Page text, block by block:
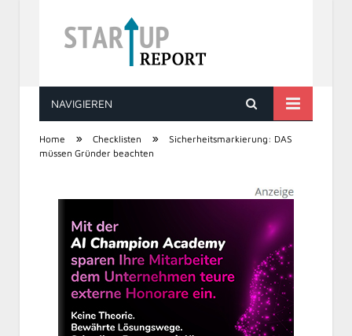
STARTUP REPORT
NAVIGIEREN
Home » Checklisten »
Sicherheitsmarkierung: DAS
müssen Gründer beachten